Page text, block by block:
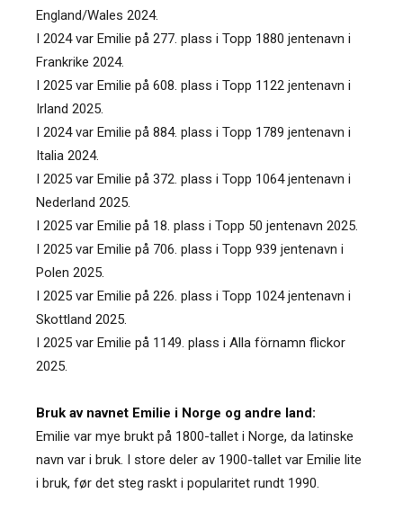
England/Wales 2024.
I 2024 var Emilie på 277. plass i Topp 1880 jentenavn i
Frankrike 2024.
I 2025 var Emilie på 608. plass i Topp 1122 jentenavn i
Irland 2025.
I 2024 var Emilie på 884. plass i Topp 1789 jentenavn i
Italia 2024.
I 2025 var Emilie på 372. plass i Topp 1064 jentenavn i
Nederland 2025.
I 2025 var Emilie på 18. plass i Topp 50 jentenavn 2025.
I 2025 var Emilie på 706. plass i Topp 939 jentenavn i
Polen 2025.
I 2025 var Emilie på 226. plass i Topp 1024 jentenavn i
Skottland 2025.
I 2025 var Emilie på 1149. plass i Alla förnamn flickor
2025.
Bruk av navnet Emilie i Norge og andre land:
Emilie var mye brukt på 1800-tallet i Norge, da latinske
navn var i bruk. I store deler av 1900-tallet var Emilie lite
i bruk, før det steg raskt i popularitet rundt 1990.